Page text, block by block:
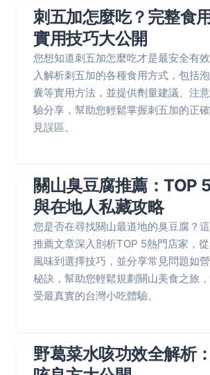
刺五加怎麼吃？完整食
實用技巧大公開
您想知道刺五加怎麼吃才是最安全有
入解析刺五加的各種食用方式，包括
囊等實用方法，並提供劑量建議、注
驗分享，幫助您輕鬆掌握刺五加的正
見誤區。
關山臭豆腐推薦：TOP
與在地人私藏攻略
您是否在尋找關山最道地的臭豆腐？
推薦文章深入剖析TOP 5熱門店家，
風味到選擇技巧，並分享常見問題如
秘訣，幫助您輕鬆規劃關山美食之旅
受最真實的台灣小吃體驗。
野葛菜水咳功效全解析